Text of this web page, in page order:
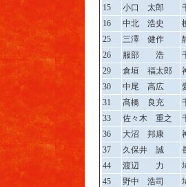
15
小口 太郎
16
中北 浩史
25
三澤 健作
26
服部 浩
29
倉垣 福太郎
30
中尾 高広
31
髙橋 良充
33
佐々木 重之
36
大沼 邦康
37
久保井 誠
44
渡辺 力
45
野中 浩司